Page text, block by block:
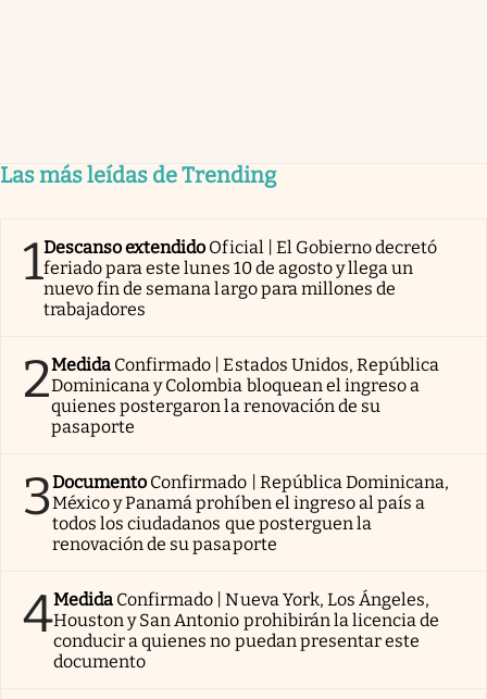
Las más leídas de Trending
1Descanso extendido Oficial | El Gobierno decretó
feriado para este lunes 10 de agosto y llega un
nuevo fin de semana largo para millones de
trabajadores
2Medida Confirmado | Estados Unidos, República
Dominicana y Colombia bloquean el ingreso a
quienes postergaron la renovación de su
pasaporte
3Documento Confirmado | República Dominicana,
México y Panamá prohíben el ingreso al país a
todos los ciudadanos que posterguen la
renovación de su pasaporte
4Medida Confirmado | Nueva York, Los Ángeles,
Houston y San Antonio prohibirán la licencia de
conducir a quienes no puedan presentar este
documento